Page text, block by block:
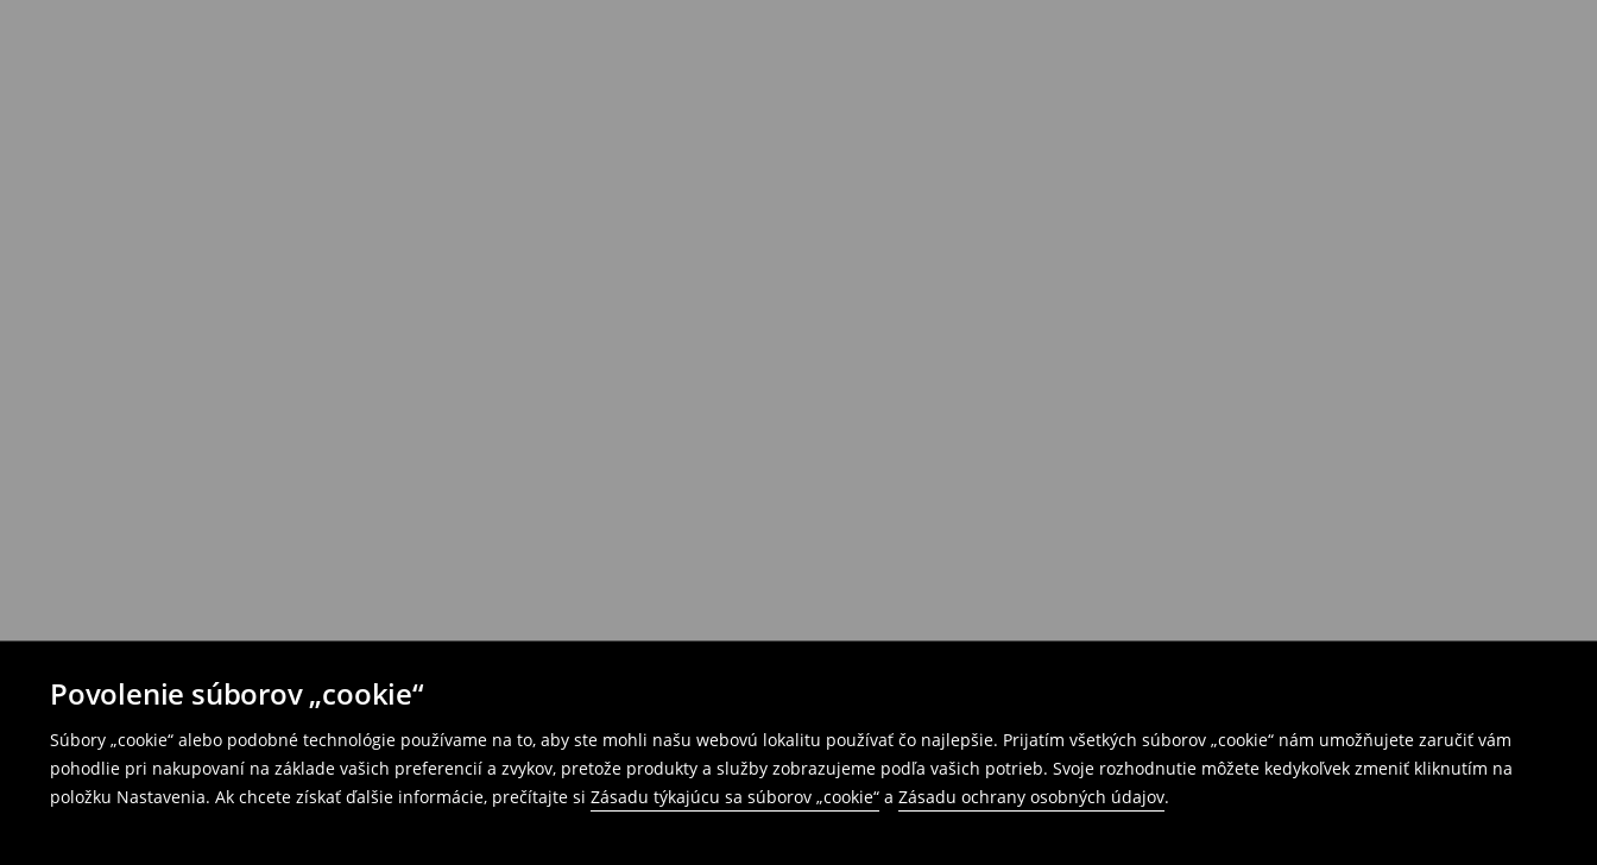
Povolenie súborov „cookie“
Súbory „cookie“ alebo podobné technológie používame na to, aby ste mohli našu webovú lokalitu používať čo najlepšie. Prijatím všetkých súborov „cookie“ nám umožňujete zaručiť vám
pohodlie pri nakupovaní na základe vašich preferencií a zvykov, pretože produkty a služby zobrazujeme podľa vašich potrieb. Svoje rozhodnutie môžete kedykoľvek zmeniť kliknutím na
položku Nastavenia. Ak chcete získať ďalšie informácie, prečítajte si Zásadu týkajúcu sa súborov „cookie“ a Zásadu ochrany osobných údajov.